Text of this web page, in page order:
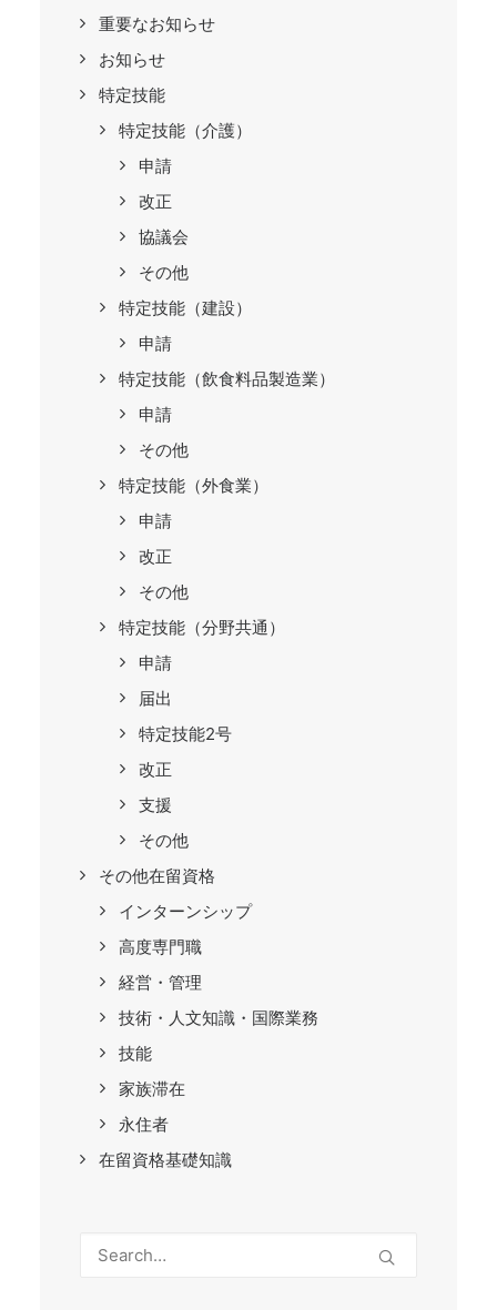
重要なお知らせ
お知らせ
特定技能
特定技能（介護）
申請
改正
協議会
その他
特定技能（建設）
申請
特定技能（飲食料品製造業）
申請
その他
特定技能（外食業）
申請
改正
その他
特定技能（分野共通）
申請
届出
特定技能2号
改正
支援
その他
その他在留資格
インターンシップ
高度専門職
経営・管理
技術・人文知識・国際業務
技能
家族滞在
永住者
在留資格基礎知識